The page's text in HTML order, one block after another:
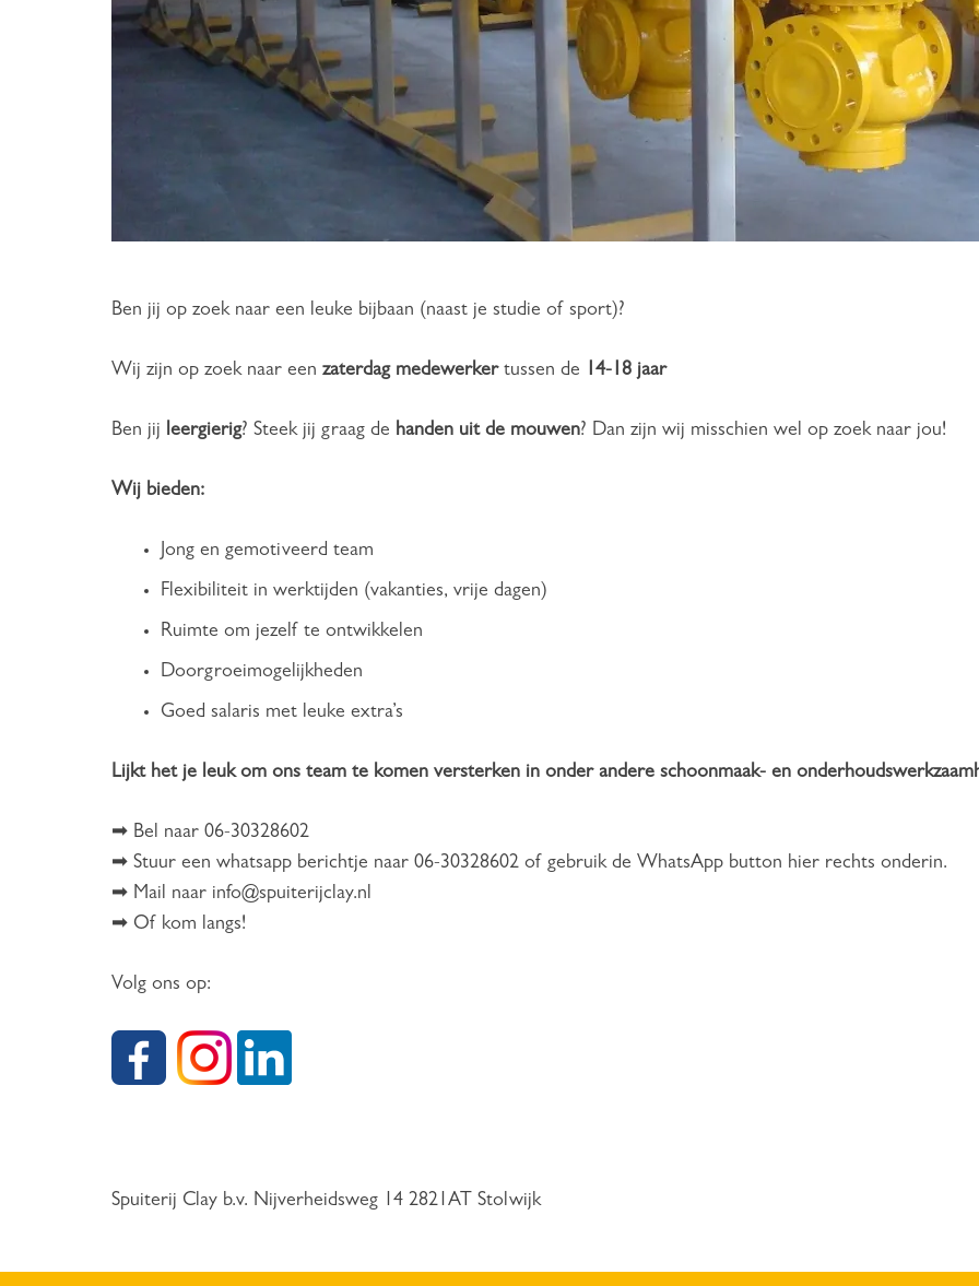
Ben jij op zoek naar een leuke bijbaan (naast je studie of sport)?
Wij zijn op zoek naar een zaterdag medewerker tussen de 14-18 jaar
Ben jij leergierig? Steek jij graag de handen uit de mouwen? Dan zijn wij misschien wel op zoek naar jou!
Wij bieden:
Jong en gemotiveerd team
Flexibiliteit in werktijden (vakanties, vrije dagen)
Ruimte om jezelf te ontwikkelen
Doorgroeimogelijkheden
Goed salaris met leuke extra’s
Lijkt het je leuk om ons team te komen versterken in onder andere schoonmaak- en
➡ Bel naar 06-30328602
➡ Stuur een whatsapp berichtje naar 06-30328602 of gebruik de WhatsApp button hier rechts onderin.
➡ Mail naar info@spuiterijclay.nl
➡ Of kom langs!
Volg ons op:
Spuiterij Clay b.v. Nijverheidsweg 14 2821AT Stolwijk